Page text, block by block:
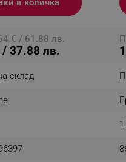
в количка
€ / 61.88 лв.
37.88 лв.
склад
visitors. The lifetime
visitor sessions
is asked for web push
is a test user and can
disabled tracking,